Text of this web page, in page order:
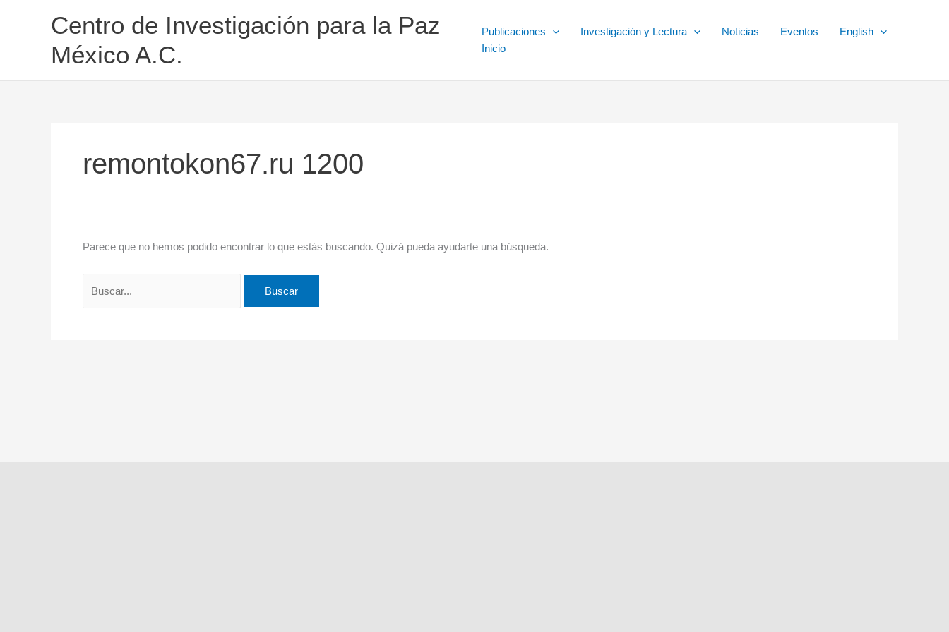
Centro de Investigación para la Paz
México A.C.
Publicaciones Investigación y Lectura Noticias Eventos
English
Inicio
remontokon67.ru 1200
Parece que no hemos podido encontrar lo que estás buscando. Quizá pueda ayudarte una búsqueda.
por: